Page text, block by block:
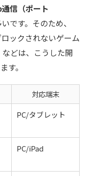
信（ポート
です。そのため、
ックされないゲーム
どは、こうした開
す。
対応端末
PC/タブレット
PC/iPad